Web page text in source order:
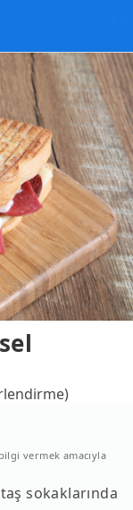
vermek amacıyla
sokaklarında